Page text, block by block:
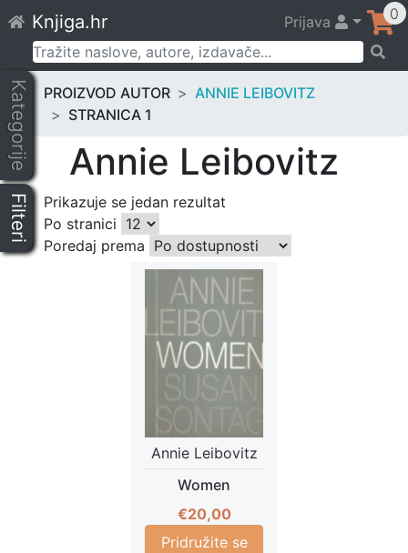
to
content
Knjiga.hr Prijava 0
Pretraži:
Kategorije
Filteri
PROIZVOD AUTOR
ANNIE LEIBOVITZ
STRANICA 1
Annie Leibovitz
Prikazuje se jedan rezultat
Po stranici
Poredaj prema
Annie Leibovitz
Women
€20,00
Pridružite se